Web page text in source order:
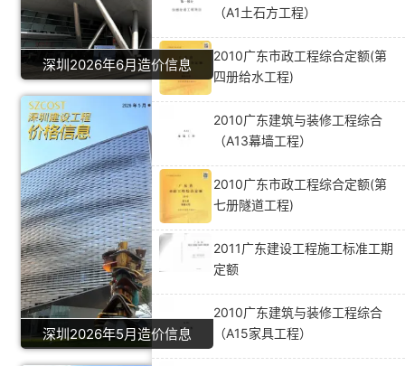
深圳2026年6月造价信息
深圳2026年5月造价信息
（A1土石方工程）
2010广东市政工程综合定额(第
四册给水工程)
2010广东建筑与装修工程综合
（A13幕墙工程）
2010广东市政工程综合定额(第
七册隧道工程)
2011广东建设工程施工标准工期
定额
2010广东建筑与装修工程综合
（A15家具工程）